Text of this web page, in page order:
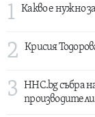
1 Какво е нужно
2 Крисия
3
HHC.bg събра
производители